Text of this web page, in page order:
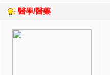
醫學/醫藥